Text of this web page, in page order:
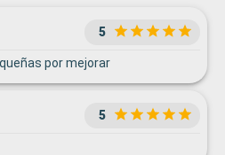
5
por mejorar
5